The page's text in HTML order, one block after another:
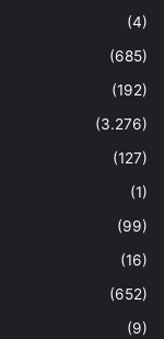
(4)
(685)
(192)
(3.276)
(127)
(1)
(99)
(16)
(652)
(9)